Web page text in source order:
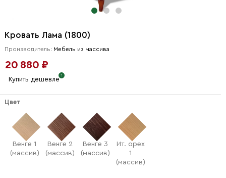
Кровать Лама (1800)
Производитель: Мебель из массива
20 880 ₽
Купить дешевле
Цвет
Венге 1
(массив)
Венге 2
(массив)
Венге 3
(массив)
Ит. орех
1
(массив)